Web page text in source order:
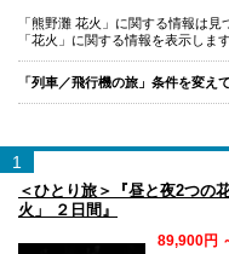
「熊野灘 花火」に関する情報は見
「花火」に関する情報を表示します
「列車／飛行機の旅」条件を変え
1
＜ひとり旅＞『昼と夜2つの
火」 ２日間』
89,900円